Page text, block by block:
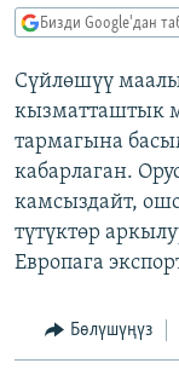
ДАНИСТЕ
ЭЖЕ-СИҢДИЛЕР
АЗАТТЫК+
ОНЛАЙН ШЕРИНЕ
Бизди Google'дан
Сүйлөшүү
кызматташтык
тармагына
кабарлаган.
камсыздайт,
түтүктөр
Европага
Бөлүшүңүз